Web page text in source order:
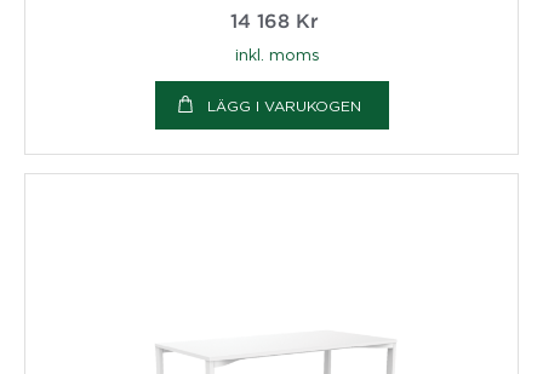
14 168 Kr
inkl. moms
LÄGG I VARUKOGEN